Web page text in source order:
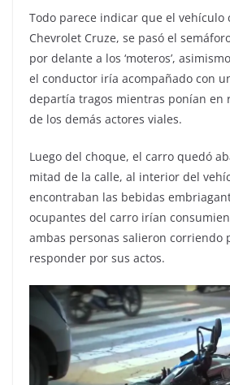
Todo parece indicar que el vehículo
Chevrolet Cruze, se pasó el
por delante a los ‘moteros’,
el conductor iría acompañado con
departía tragos mientras ponían en
de los demás actores viales.
Luego del choque, el carro quedó
mitad de la calle, al interior del
encontraban las bebidas
ocupantes del carro irían
ambas personas salieron corriendo
responder por sus actos.